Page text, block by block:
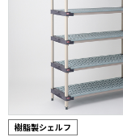
樹脂製シェルフ